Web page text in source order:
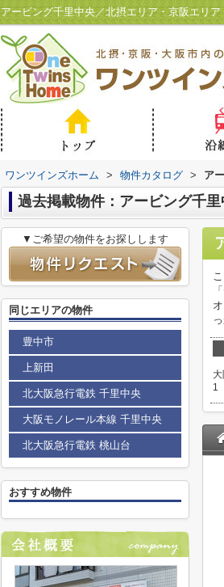
アービング千里中央／北摂エリア・京阪エリ
ワンツインズホーム > 物件カタログ > ア
過去掲載物件：アービング千里
1
▼ご希望の物件をお探しします
同じエリアの物件
豊中市
上新田
北大阪急行電鉄 千里中央
大阪モノレール本線 千里中央
北大阪急行電鉄 桃山台
おすすめ物件